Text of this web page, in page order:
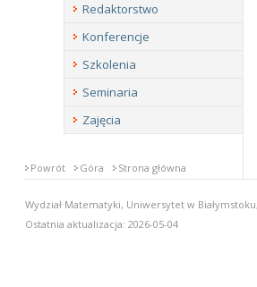
Redaktorstwo
Konferencje
Szkolenia
Seminaria
Zajęcia
Powrót Góra Strona główna
Wydział Matematyki, Uniwersytet w
Ostatnia aktualizacja: 2026-05-04